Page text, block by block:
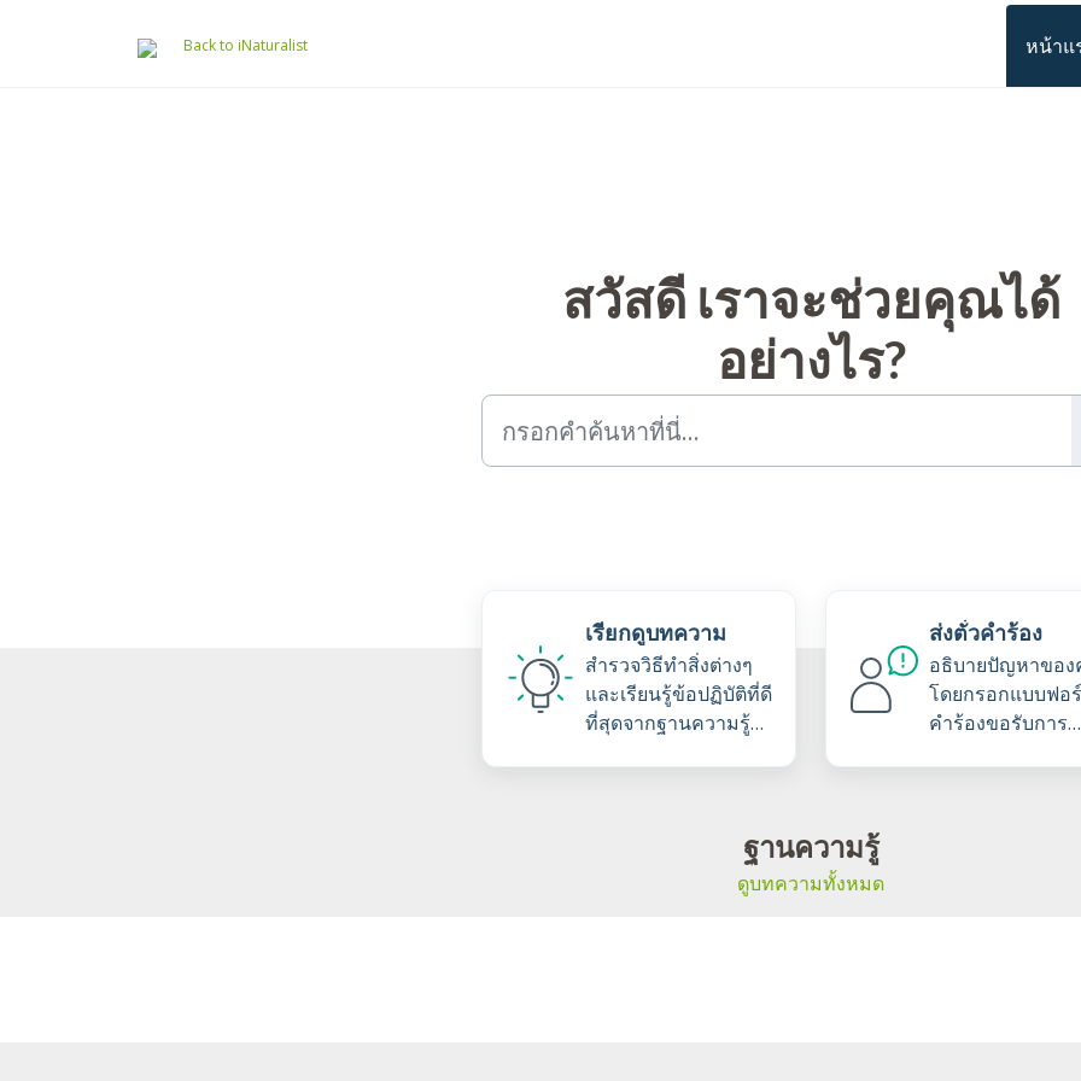
Back to iNaturalist หน้าแ
สวัสดี เราจะช่วยคุณได้
อย่างไร?
เรียกดูบทความ
สำรวจวิธีทำสิ่งต่างๆ
และเรียนรู้ข้อปฏิบัติที่ดี
ที่สุดจากฐานความรู้
ส่งตั๋วคำร้อง
อธิบายปัญหาขอ
โดยกรอกแบบฟอ
คำร้องขอรับการ
ฐานความรู้
ดูบทความทั้งหมด